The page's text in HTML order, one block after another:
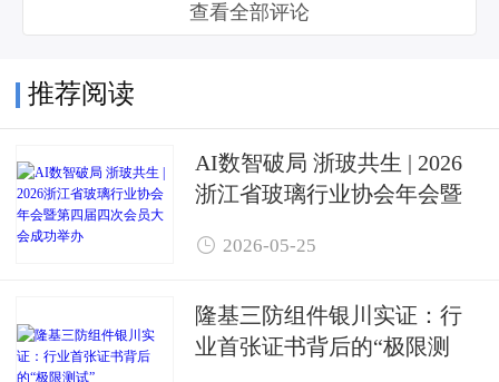
查看全部评论
推荐阅读
AI数智破局 浙玻共生 | 2026
浙江省玻璃行业协会年会暨
办
 2026-05-25
隆基三防组件银川实证：行
业首张证书背后的“极限测